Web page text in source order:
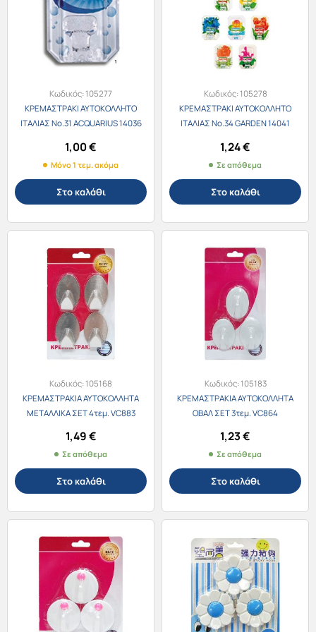
Κωδικός:105277
ΚΡΕΜΑΣΤΡΑΚΙ ΑΥΤΟΚΟΛΛΗΤΟ
ΙΤΑΛΙΑΣ Νο.31 ACQUARIUS 14036
1,00€
Μόνο 1 τεμ. ακόμα
Στο καλάθι
Κωδικός:105278
ΚΡΕΜΑΣΤΡΑΚΙ ΑΥΤΟΚΟΛΛΗΤΟ
ΙΤΑΛΙΑΣ Νο.34 GARDEN 14041
1,24€
Σε απόθεμα
Στο καλάθι
Κωδικός:105168
ΚΡΕΜΑΣΤΡΑΚΙΑ ΑΥΤΟΚΟΛΛΗΤΑ
ΜΕΤΑΛΛΙΚΑ ΣΕΤ 4τεμ. VC883
1,49€
Σε απόθεμα
Στο καλάθι
Κωδικός:105183
ΚΡΕΜΑΣΤΡΑΚΙΑ ΑΥΤΟΚΟΛΛΗΤΑ
ΟΒΑΛ ΣΕΤ 3τεμ. VC864
1,23€
Σε απόθεμα
Στο καλάθι